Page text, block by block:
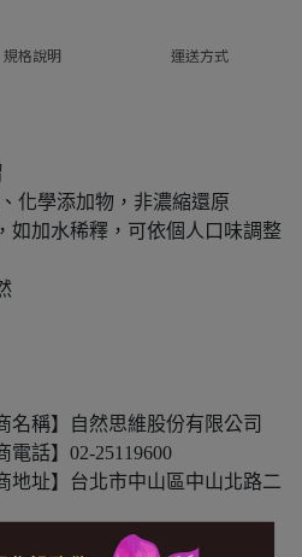
規格說明 運送方式
化學添加物，非濃縮還原
加水稀釋，可依個人口味調整
名稱】自然思維股份有限公司
電話】02-25119600
地址】台北市中山區中山北路二
00000-7